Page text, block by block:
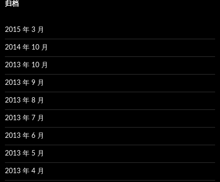
归档
2015 年 3 月
2014 年 10 月
2013 年 10 月
2013 年 9 月
2013 年 8 月
2013 年 7 月
2013 年 6 月
2013 年 5 月
2013 年 4 月